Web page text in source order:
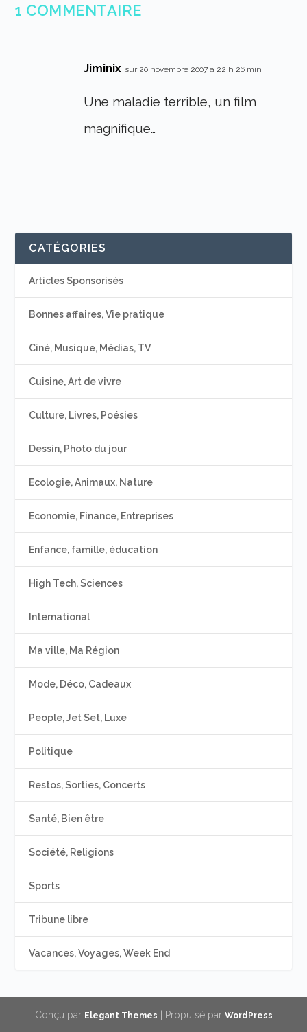
1 COMMENTAIRE
Jiminix sur 20 novembre 2007 à 22 h 26 min
Une maladie terrible, un film
magnifique…
CATÉGORIES
Articles Sponsorisés
Bonnes affaires, Vie pratique
Ciné, Musique, Médias, TV
Cuisine, Art de vivre
Culture, Livres, Poésies
Dessin, Photo du jour
Ecologie, Animaux, Nature
Economie, Finance, Entreprises
Enfance, famille, éducation
High Tech, Sciences
International
Ma ville, Ma Région
Mode, Déco, Cadeaux
People, Jet Set, Luxe
Politique
Restos, Sorties, Concerts
Santé, Bien être
Société, Religions
Sports
Tribune libre
Vacances, Voyages, Week End
Conçu par Elegant Themes | Propulsé par WordPress